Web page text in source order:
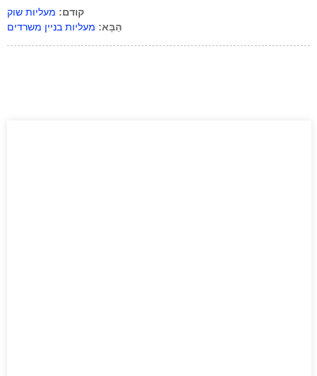
קודם: מעליות שוק
הַבָּא: מעליות בניין משרדים